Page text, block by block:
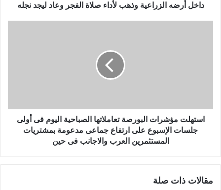
داخل أرضه الزراعية وذهب لأداء صلاة الفجر وعاد ليجد نجله
استهلت مؤشرات البورصة تعاملاتها الصباحية اليوم فى أولى
جلسات الإسبوع على ارتفاع جماعى مدعومة بمشتريات
المستثمرين العرب والاجانب فى حين
مقالات ذات صلة